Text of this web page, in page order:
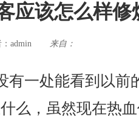
应该怎么样修
admin 来自：
有一处能看到以前
么，虽然现在热